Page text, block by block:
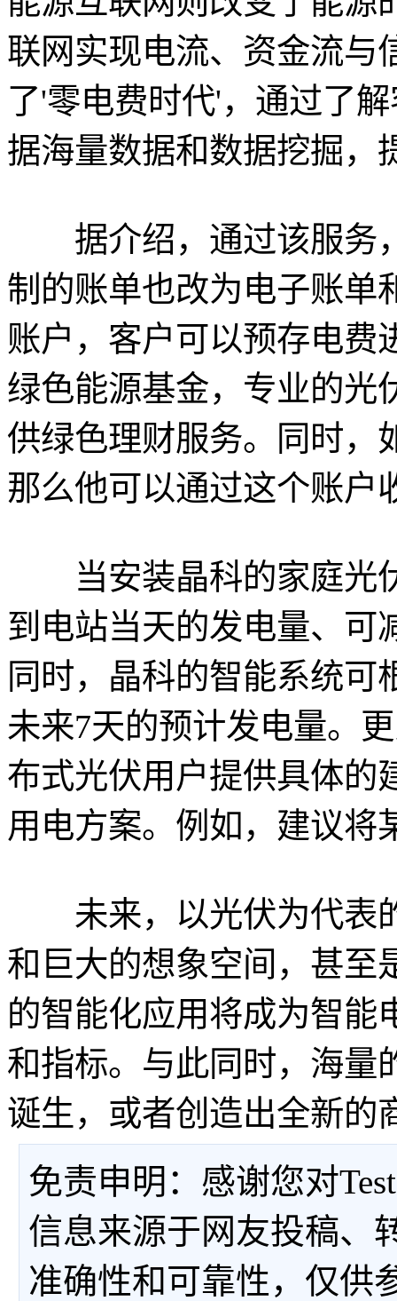
联网实现电流、资金流与
了'零电费时代'，通过了
据海量数据和数据挖掘，
据介绍，通过该服务
制的账单也改为电子账单
账户，客户可以预存电费
绿色能源基金，专业的光
供绿色理财服务。同时，
那么他可以通过这个账户
当安装晶科的家庭光
到电站当天的发电量、可
同时，晶科的智能系统
未来7天的预计发电量。
布式光伏用户提供具体的
用电方案。例如，建议将
未来，以光伏为代表
和巨大的想象空间，甚至
的智能化应用将成为智能
和指标。与此同时，海量
诞生，或者创造出全新的
免责申明：感谢您对
信息来源于网友投稿、
准确性和可靠性，仅供